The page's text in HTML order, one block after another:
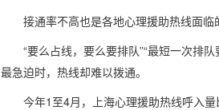
接通率不高也是各地心理援助热线面临
“要么占线，要么要排队”“最短一次排
最急迫时，热线却难以拨通。
今年1至4月，上海心理援助热线呼入量